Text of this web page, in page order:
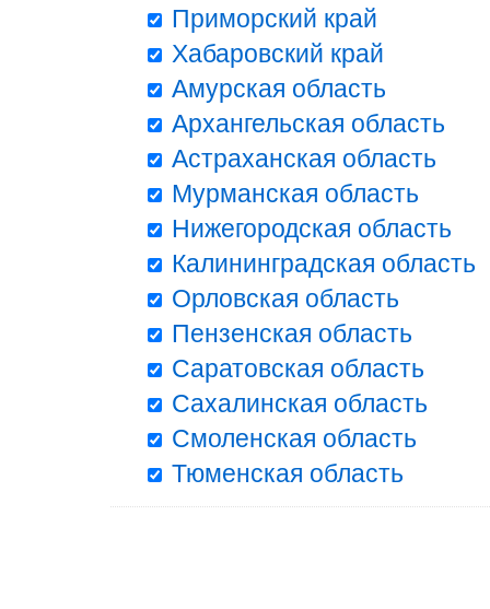
Приморский край
Хабаровский край
Амурская область
Архангельская область
Астраханская область
Мурманская область
Нижегородская область
Калининградская область
Орловская область
Пензенская область
Саратовская область
Сахалинская область
Смоленская область
Тюменская область